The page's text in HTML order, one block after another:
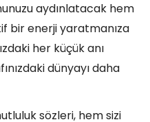
aydınlatacak hem
bir enerji yaratmanıza
her küçük anı
dünyayı daha